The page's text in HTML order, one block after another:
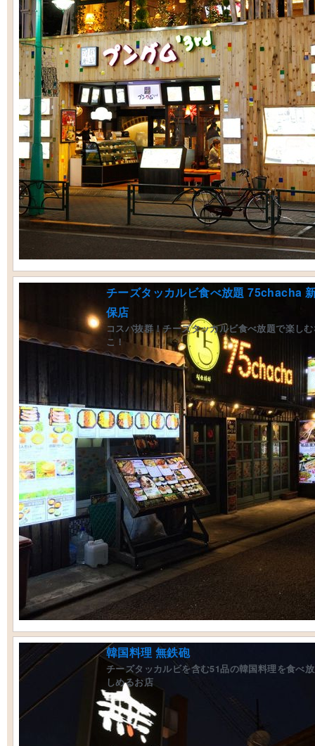
チーズタッカルビ食べ放題 75chacha
保店
コスパ抜群！チーズタッカルビ食べ放題で楽し
こ！
韓国料理 無鉄砲
チーズタッカルビを含む51品の韓国料理を食べ
しめるお店